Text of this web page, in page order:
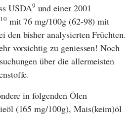
USDA9 und einer 2001
10mit 76 mg/100g (62-98) mit
den bisher analysierten Früchten.
vorsichtig zu geniessen! Noch
über die allermeisten
in folgenden Ölen
(165 mg/100g), Mais(keim)öl